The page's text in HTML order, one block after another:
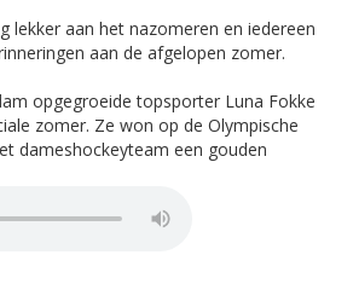
lekker aan het nazomeren en iedereen
aan de afgelopen zomer.
opgegroeide topsporter Luna Fokke
zomer. Ze won op de Olympische
dameshockeyteam een gouden